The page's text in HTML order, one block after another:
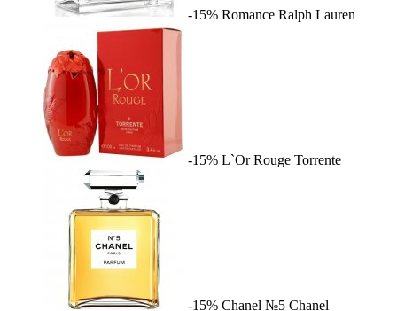
-15% Romance Ralph Lauren
-15% L`Or Rouge Torrente
-15% Chanel №5 Chanel